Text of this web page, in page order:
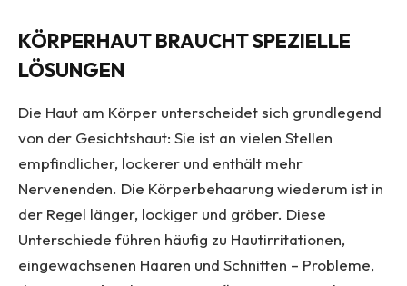
KÖRPERHAUT BRAUCHT SPEZIELLE
LÖSUNGEN
Die Haut am Körper unterscheidet sich grundlegend
von der Gesichtshaut: Sie ist an vielen Stellen
empfindlicher, lockerer und enthält mehr
Nervenenden. Die Körperbehaarung wiederum ist in
der Regel länger, lockiger und gröber. Diese
Unterschiede führen häufig zu Hautirritationen,
eingewachsenen Haaren und Schnitten – Probleme,